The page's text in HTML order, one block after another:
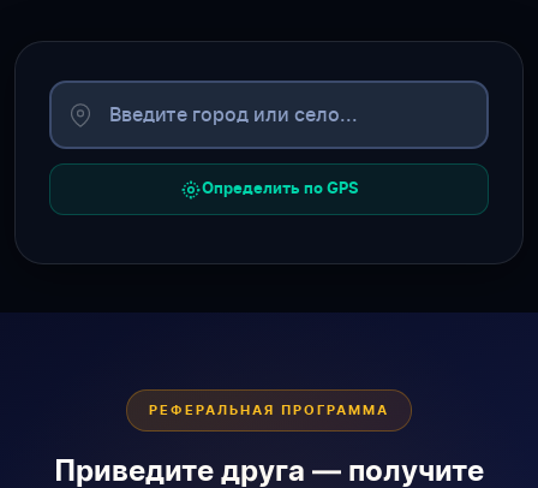
Определить по GPS
РЕФЕРАЛЬНАЯ ПРОГРАММА
Приведите друга — получите